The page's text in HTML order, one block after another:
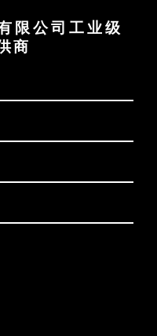
限公司工业级
商